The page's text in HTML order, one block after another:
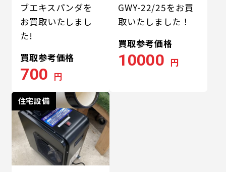
ブエキスパンダを
お買取いたしまし
た!
買取参考価格
700 円
GWY-22/25をお買
取いたしました！
買取参考価格
10000 円
住宅設備